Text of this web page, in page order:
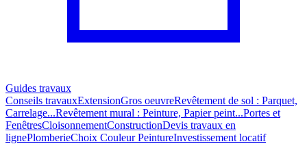
Guides travaux
Conseils travauxExtensionGros oeuvreRevêtement de sol : Parquet,
Carrelage...Revêtement mural : Peinture, Papier peint...Portes et
FenêtresCloisonnementConstructionDevis travaux en
lignePlomberieChoix Couleur PeintureInvestissement locatif